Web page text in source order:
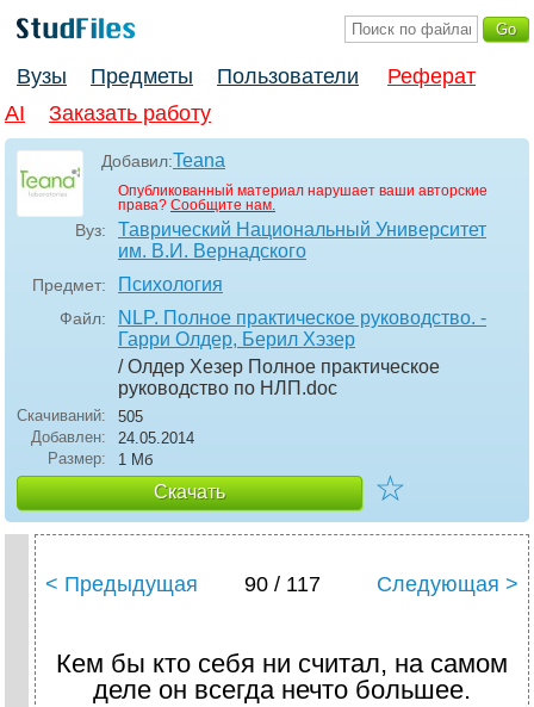
Вузы Предметы Пользователи
Реферат
AI
Заказать работу
Добавил:Teana
Опубликованный материал нарушает ваши авторские
права? Сообщите нам.
Вуз:
Таврический Национальный Университет
им. В.И. Вернадского
Предмет: Психология
Файл:
NLP. Полное практическое руководство. -
Гарри Олдер, Берил Хэзер
/ Олдер Хезер Полное практическое
руководство по НЛП .doc
Скачиваний:
505
Добавлен:
24.05.2014
Размер:
1 Мб
Скачать ☆
< Предыдущая 90 / 117 Следующая >
Кем бы кто себя ни считал, на самом
деле он всегда нечто большее.